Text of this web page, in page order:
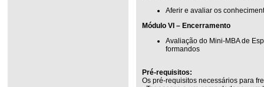
Aferir e avaliar os
Módulo VI – Encerramento
Avaliação do Mini-MBA de
formandos
Pré-requisitos:
Os pré-requisitos necessários para